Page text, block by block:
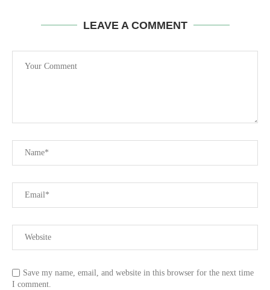
LEAVE A COMMENT
Save my name, email, and website in this browser for the next time
I comment.